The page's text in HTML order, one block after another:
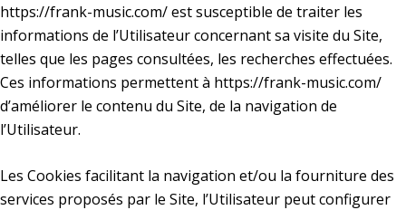
https://frank-music.com/est susceptible de traiter les
informations de l’Utilisateur concernant sa visite du Site,
telles que les pages consultées, les recherches effectuées.
Ces informations permettent à https://frank-music.com/
d’améliorer le contenu du Site, de la navigation de
l’Utilisateur.
Les Cookies facilitant la navigation et/ou la fourniture des
services proposés par le Site, l’Utilisateur peut configurer